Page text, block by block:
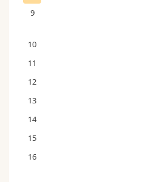
9
10
11
12
13
14
15
16